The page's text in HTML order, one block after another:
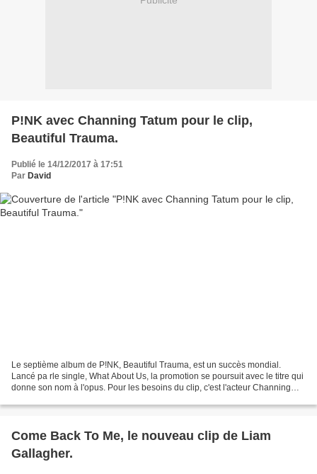
P!NK avec Channing Tatum pour le clip,
Beautiful Trauma.
Publié le 14/12/2017 à 17:51
Par David
Le septième album de P!NK, Beautiful Trauma, est un succès mondial.
Lancé pa rle single, What About Us, la promotion se poursuit avec le titre qui
donne son nom à l'opus. Pour les besoins du clip, c'est l'acteur Channing
Come Back To Me, le nouveau clip de Liam
Gallagher.